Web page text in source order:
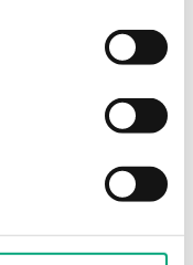
0…90 % RH